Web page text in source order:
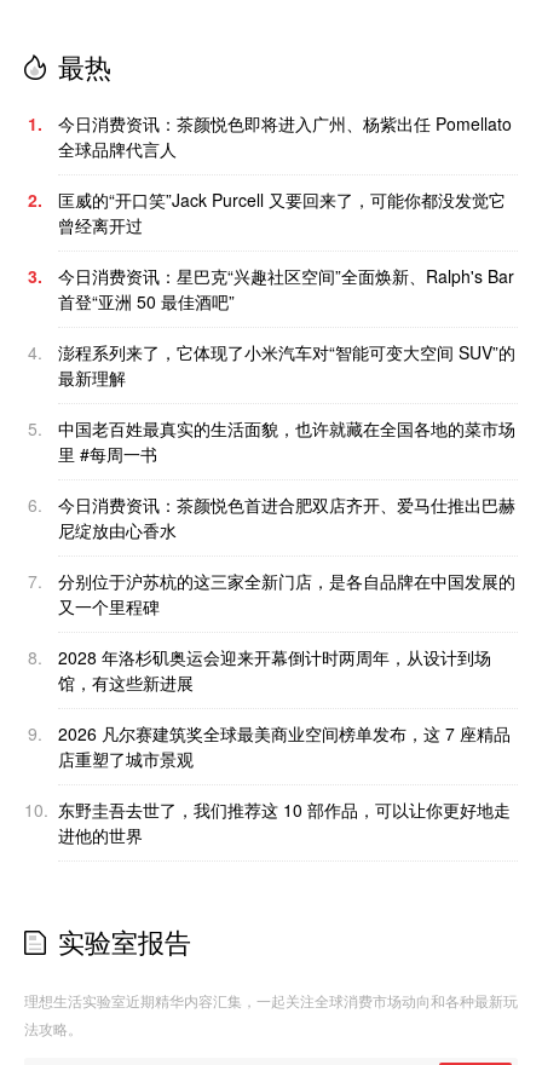
最热
1.
今日消费资讯：茶颜悦色即将进入广州、杨紫出任 Pomellato
全球品牌代言人
2.
匡威的“开口笑”Jack Purcell 又要回来了，可能你都没发觉它
曾经离开过
3.
今日消费资讯：星巴克“兴趣社区空间”全面焕新、Ralph's Bar
首登“亚洲 50 最佳酒吧”
4.
澎程系列来了，它体现了小米汽车对“智能可变大空间 SUV”的
最新理解
5.
中国老百姓最真实的生活面貌，也许就藏在全国各地的菜市场
里 #每周一书
6.
今日消费资讯：茶颜悦色首进合肥双店齐开、爱马仕推出巴赫
尼绽放由心香水
7.
分别位于沪苏杭的这三家全新门店，是各自品牌在中国发展的
又一个里程碑
8.
2028 年洛杉矶奥运会迎来开幕倒计时两周年，从设计到场
馆，有这些新进展
9.
2026 凡尔赛建筑奖全球最美商业空间榜单发布，这 7 座精品
店重塑了城市景观
10. 东野圭吾去世了，我们推荐这 10 部作品，可以让你更好地走
进他的世界
实验室报告
理想生活实验室近期精华内容汇集，一起关注全球消费市场动向和各种最新玩
法攻略。